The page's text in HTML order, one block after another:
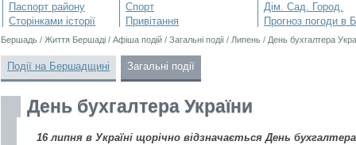
Паспорт району
Сторінками історії
Спорт
Привітання
Дім. Сад. Город.
Прогноз погоди в
Бершадь / Життя Бершаді / Афіша подій / Загальні події / Липень / День бухгалтера
Події на Бершадщині Загальні події
День бухгалтера України
16 липня в Україні щорічно відзначається День